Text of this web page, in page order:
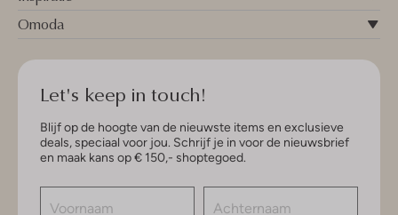
Omoda
Let's keep in touch!
Blijf op de hoogte van de nieuwste items en exclusieve
deals, speciaal voor jou. Schrijf je in voor de nieuwsbrief
en maak kans op € 150,- shoptegoed.